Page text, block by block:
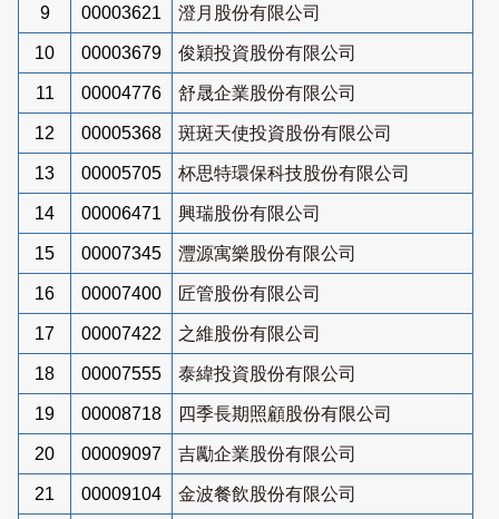
9 00003621 澄月股份有限公司
10 00003679 俊穎投資股份有限公司
11 00004776 舒晟企業股份有限公司
12 00005368 斑斑天使投資股份有限公司
13 00005705 杯思特環保科技股份有限公司
14 00006471 興瑞股份有限公司
15 00007345 灃源寓樂股份有限公司
16 00007400 匠管股份有限公司
17 00007422 之維股份有限公司
18 00007555 泰緯投資股份有限公司
19 00008718 四季長期照顧股份有限公司
20 00009097 吉勵企業股份有限公司
21 00009104 金波餐飲股份有限公司